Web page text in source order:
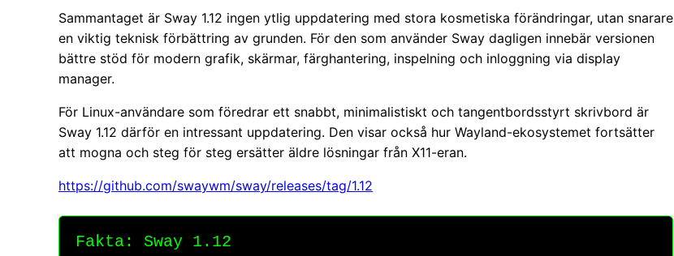
Sammantaget är Sway 1.12 ingen ytlig uppdatering med stora kosmetiska förändringar, utan snarare
en viktig teknisk förbättring av grunden. För den som använder Sway dagligen innebär versionen
bättre stöd för modern grafik, skärmar, färghantering, inspelning och inloggning via display
manager.
För Linux-användare som föredrar ett snabbt, minimalistiskt och tangentbordsstyrt skrivbord är
Sway 1.12 därför en intressant uppdatering. Den visar också hur Wayland-ekosystemet fortsätter
att mogna och steg för steg ersätter äldre lösningar från X11-eran.
https://github.com/swaywm/sway/releases/tag/1.12
Fakta: Sway 1.12